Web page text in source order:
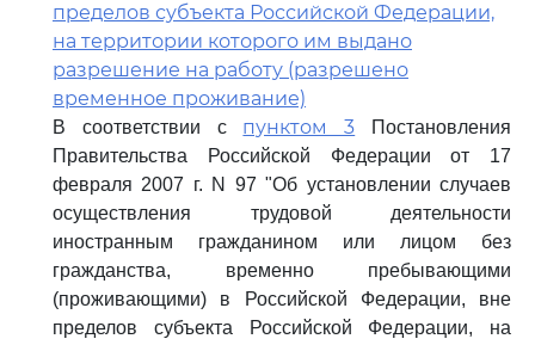
пределов субъекта Российской Федерации,
на территории которого им выдано
разрешение на работу (разрешено
временное проживание)
В соответствии с пунктом 3 Постановления
Правительства Российской Федерации от 17
февраля 2007 г. N 97 "Об установлении случаев
осуществления трудовой деятельности
иностранным гражданином или лицом без
гражданства, временно пребывающими
(проживающими) в Российской Федерации, вне
пределов субъекта Российской Федерации, на